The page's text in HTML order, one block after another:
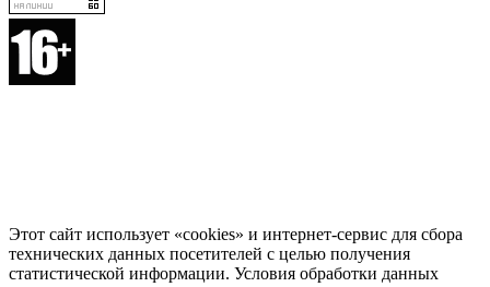
Этот сайт использует «cookies» и интернет-сервис для сбора
технических данных посетителей с целью получения
статистической информации. Условия обработки данных